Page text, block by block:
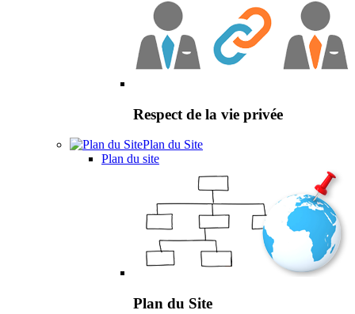
Respect de la vie privée
Plan du Site
Plan du site
Plan du Site